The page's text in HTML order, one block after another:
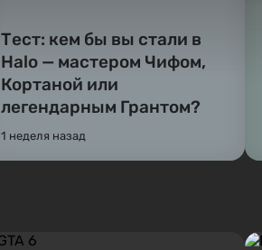
Тест: кем бы вы стали в
Halo — мастером Чифом,
Кортаной или
легендарным Грантом?
1 неделя назад